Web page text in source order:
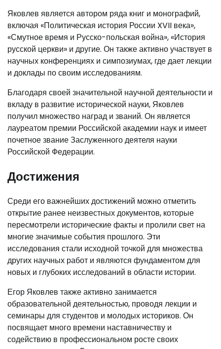
Яковлев является автором ряда книг и монографий,
включая «Политическая история России XVII века»,
«Смутное время и Русско-польская война», «История
русской церкви» и другие. Он также активно участвует в
научных конференциях и симпозиумах, где дает лекции
и доклады по своим исследованиям.
Благодаря своей значительной научной деятельности и
вкладу в развитие исторической науки, Яковлев
получил множество наград и званий. Он является
лауреатом премии Российской академии наук и имеет
почетное звание Заслуженного деятеля науки
Российской Федерации.
Достижения
Среди его важнейших достижений можно отметить
открытие ранее неизвестных документов, которые
пересмотрели исторические факты и пролили свет на
многие значимые события прошлого. Эти
исследования стали исходной точкой для множества
других научных работ и являются фундаментом для
новых и глубоких исследований в области истории.
Егор Яковлев также активно занимается
образовательной деятельностью, проводя лекции и
семинары для студентов и молодых историков. Он
посвящает много времени наставничеству и
содействию в профессиональном росте своих